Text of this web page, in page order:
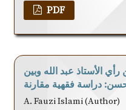
PDF
الأستاذ عبد الله وبين
حسن: دراسة فقهية مقارنة
A. Fauzi Islami (Author)